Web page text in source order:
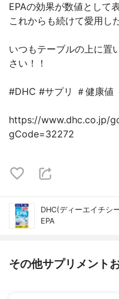
EPAの効果が数値として
これからも続けて愛用し
いつもテーブルの上に置
さい！！
#DHC #サプリ ＃健康値
https://www.dhc.co.jp/
gCode=32272
DHC(ディーエイチシ
EPA
その他サプリメント